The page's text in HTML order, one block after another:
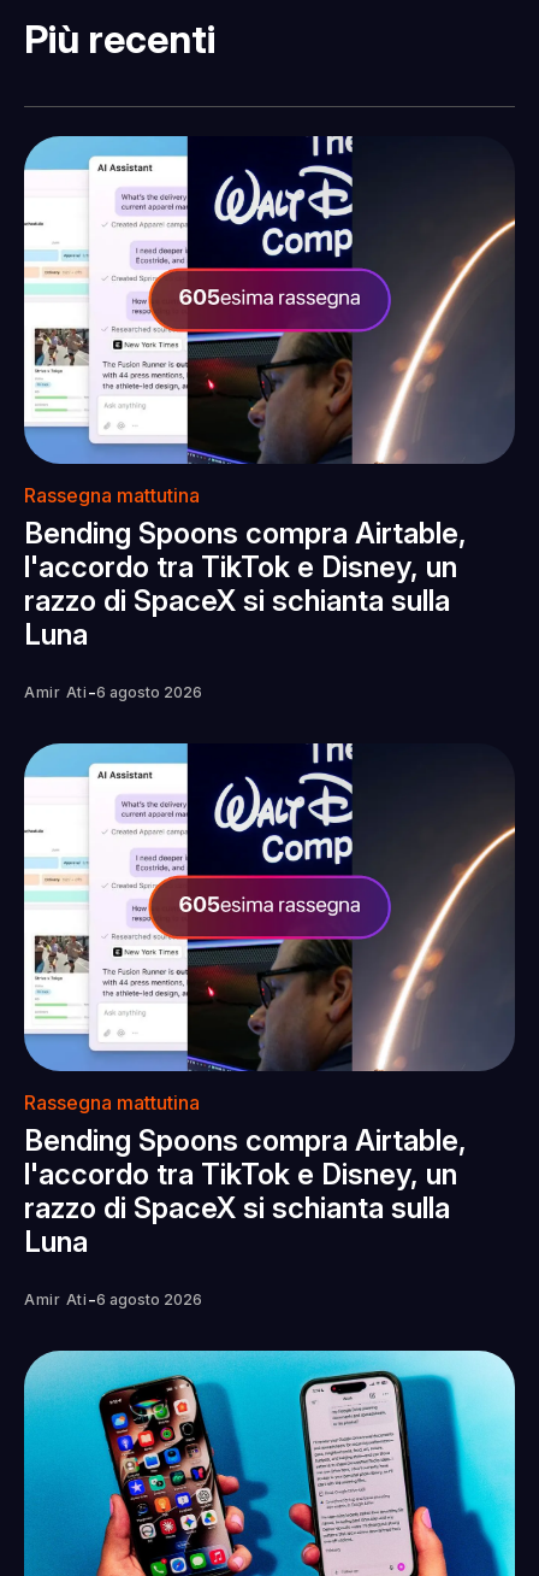
Più recenti
Rassegna mattutina
Bending Spoons compra Airtable,
l'accordo tra TikTok e Disney, un
razzo di SpaceX si schianta sulla
Luna
Amir Ati -6 agosto 2026
Rassegna mattutina
Bending Spoons compra Airtable,
l'accordo tra TikTok e Disney, un
razzo di SpaceX si schianta sulla
Luna
Amir Ati -6 agosto 2026